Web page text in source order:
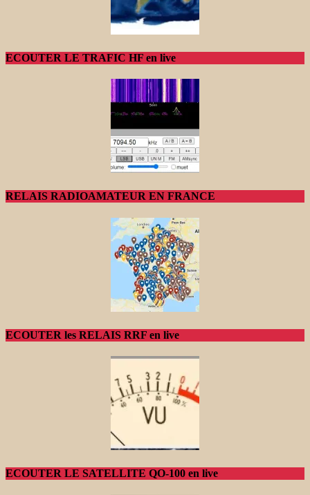
ECOUTER LE TRAFIC HF en live
RELAIS RADIOAMATEUR EN FRANCE
ECOUTER les RELAIS RRF en live
ECOUTER LE SATELLITE QO-100 en live